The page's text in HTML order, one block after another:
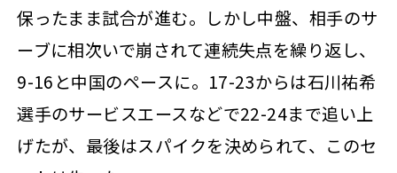
保ったまま試合が進む。しかし中盤、相手のサ
ーブに相次いで崩されて連続失点を繰り返し、
9-16と中国のペースに。17-23からは石川祐希
選手のサービスエースなどで22-24まで追い上
げたが、最後はスパイクを決められて、このセ